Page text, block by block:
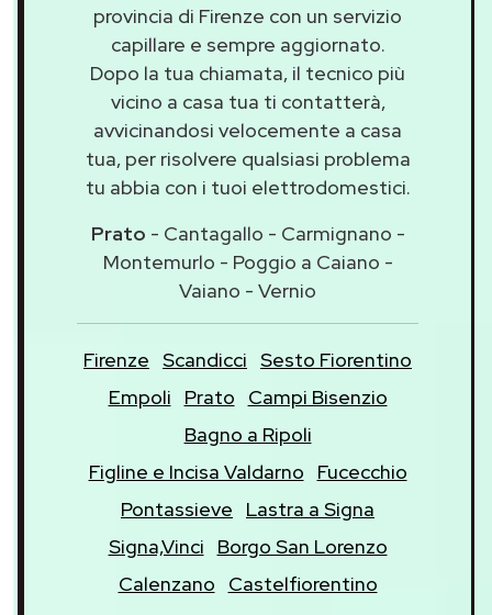
provincia di Firenze con un servizio
capillare e sempre aggiornato.
Dopo la tua chiamata, il tecnico più
vicino a casa tua ti contatterà,
avvicinandosi velocemente a casa
tua, per risolvere qualsiasi problema
tu abbia con i tuoi elettrodomestici.
Prato - Cantagallo - Carmignano -
Montemurlo - Poggio a Caiano -
Vaiano - Vernio
Firenze Scandicci Sesto Fiorentino
Empoli
Prato
Campi Bisenzio
Bagno a Ripoli
Figline e Incisa Valdarno
Fucecchio
Pontassieve
Lastra a Signa
Signa,Vinci
Borgo San Lorenzo
Calenzano
Castelfiorentino